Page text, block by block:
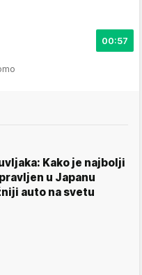
00:57
Kako je najbolji
u Japanu
auto na svetu